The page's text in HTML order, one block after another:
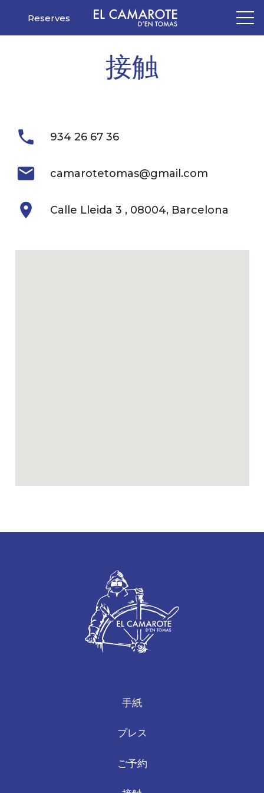
Reserves
接触
phone 934 26 67 36
mail camarotetomas@gmail.com
location_on Calle Lleida 3 , 08004, Barcelona
手紙
プレス
ご予約